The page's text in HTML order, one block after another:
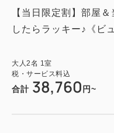
【当日限定割】部屋
したらラッキー♪《ビ
大人 2名 1 室
税・サービス料込
合計 38,760 円~